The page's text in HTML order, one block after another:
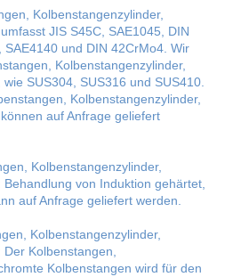
Kolbenstangenzylinder,
JIS S45C, SAE1045, DIN
und DIN 42CrMo4. Wir
Kolbenstangenzylinder,
SUS304, SUS316 und SUS410.
Kolbenstangenzylinder,
auf Anfrage geliefert
Kolbenstangenzylinder,
von Induktion gehärtet,
auf Anfrage geliefert werden.
Kolbenstangenzylinder,
Kolbenstangen,
Kolbenstangen wird für den